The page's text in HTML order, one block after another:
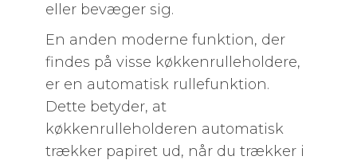
eller bevæger sig.
En anden moderne funktion, der
findes på visse køkkenrulleholdere,
er en automatisk rullefunktion.
Dette betyder, at
køkkenrulleholderen automatisk
trækker papiret ud, når du trækker i